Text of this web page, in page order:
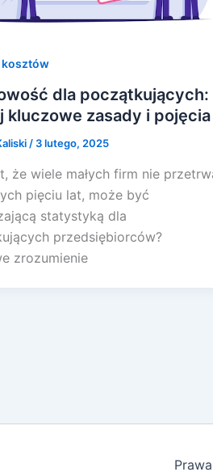
kosztów
dla początkujących:
kluczowe zasady i pojęcia
/ 3 lutego, 2025
że wiele małych firm nie
pięciu lat, może być
statystyką dla
przedsiębiorców?
zrozumienie